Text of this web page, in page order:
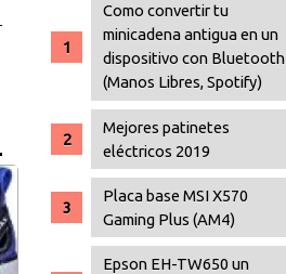
Como convertir tu
minicadena antigua en un
dispositivo con Bluetooth
(Manos Libres, Spotify)
Mejores patinetes
eléctricos 2019
Placa base MSI X570
Gaming Plus (AM4)
Epson EH-TW650 un